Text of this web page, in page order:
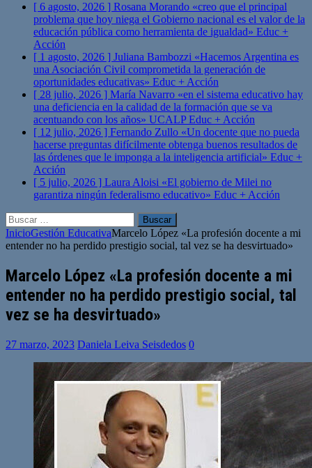
[ 6 agosto, 2026 ] Rosana Morando «creo que el principal
problema que hoy niega el Gobierno nacional es el valor de la
educación pública como herramienta de igualdad» Educ +
Acción
[ 1 agosto, 2026 ] Juliana Bambozzi «Hacemos Argentina es
una Asociación Civil comprometida la generación de
oportunidades educativas» Educ + Acción
[ 28 julio, 2026 ] María Navarro «en el sistema educativo hay
una deficiencia en la calidad de la formación que se va
acentuando con los años» UCALPEduc + Acción
[ 12 julio, 2026 ] Fernando Zullo «Un docente que no pueda
hacerse preguntas difícilmente obtenga buenos resultados de
las órdenes que le imponga a la inteligencia artificial» Educ +
Acción
[ 5 julio, 2026 ] Laura Aloisi «El gobierno de Milei no
garantiza ningún federalismo educativo» Educ + Acción
Buscar:
InicioGestión EducativaMarcelo López «La profesión docente a mi
entender no ha perdido prestigio social, tal vez se ha desvirtuado»
Marcelo López «La profesión docente a mi
entender no ha perdido prestigio social, tal
vez se ha desvirtuado»
27 marzo, 2023 Daniela Leiva Seisdedos 0